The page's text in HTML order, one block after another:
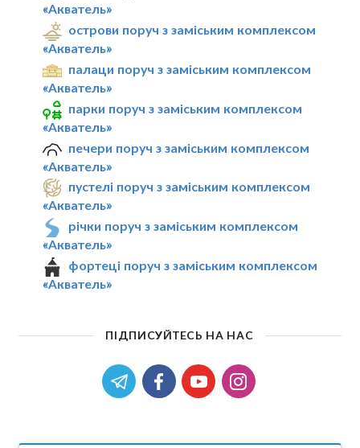
«Акватель»
острови поруч з заміським комплексом
«Акватель»
палаци поруч з заміським комплексом
«Акватель»
парки поруч з заміським комплексом
«Акватель»
печери поруч з заміським комплексом
«Акватель»
пустелі поруч з заміським комплексом
«Акватель»
річки поруч з заміським комплексом
«Акватель»
фортеці поруч з заміським комплексом
«Акватель»
ПІДПИСУЙТЕСЬ НА НАС